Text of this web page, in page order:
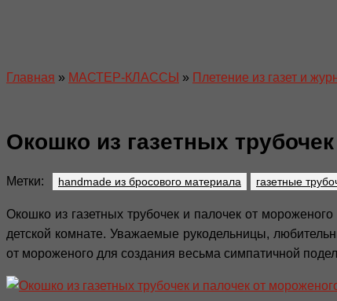
Главная » МАСТЕР-КЛАССЫ » Плетение из газет и
Окошко из газетных
Метки: handmade из бросового материала газетные
Окошко из газетных трубочек и палочек от
детской комнате. Уважаемые рукодельницы,
от мороженого для создания весьма симпатичной